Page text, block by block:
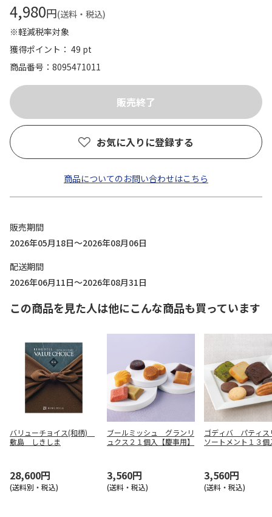
4,980円(送料・税込)
※軽減税率対象
獲得ポイント： 49 pt
商品番号
8095471011
お気に入りに登録する
商品についてのお問い合わせはこちら
販売期間
2026年05月18日～2026年08月06日
配送期間
2026年06月11日～2026年08月31日
この商品を見た人は他にこんな商品も買っています
バリューチョイス(和柄)
敷島 しきしま
28,600円
(送料別・税込)
ブールミッシュ グランリ
ュクス２１個入【慶事用】
3,560円
(送料・税込)
ゴディバ パティス
ソートメント１３個
3,560円
(送料・税込)